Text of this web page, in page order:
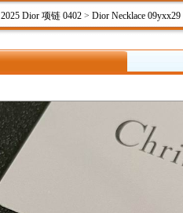
2025 Dior 项链 0402 > Dior Necklace 09yxx29